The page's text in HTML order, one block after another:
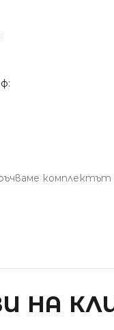
комплектът
НА